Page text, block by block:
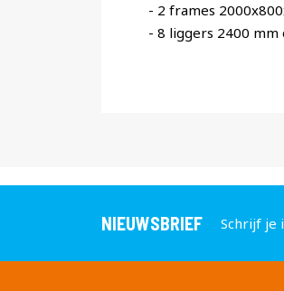
- 2 frames
- 8 liggers 2400 mm
NIEUWSBRIEF Schrijf je